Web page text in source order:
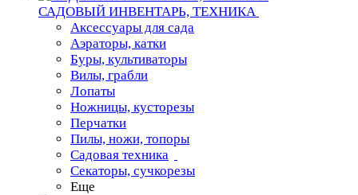
САДОВЫЙ ИНВЕНТАРЬ, ТЕХНИКА
Аксессуары для сада
Аэраторы, катки
Буры, культиваторы
Вилы, грабли
Лопаты
Ножницы, кусторезы
Перчатки
Пилы, ножи, топоры
Садовая техника
Секаторы, сучкорезы
Еще